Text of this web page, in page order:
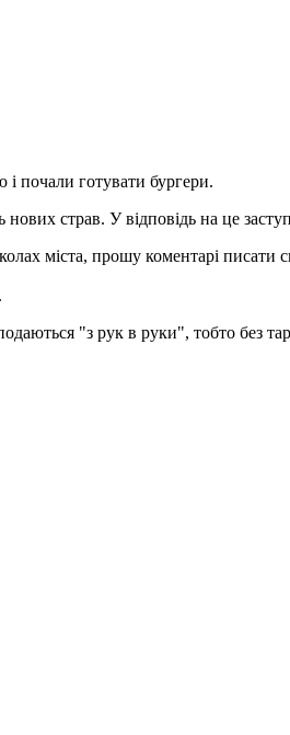
почали готувати бургери.
страв. У відповідь на це
міста, прошу коментарі писати
"з рук в руки", тобто без